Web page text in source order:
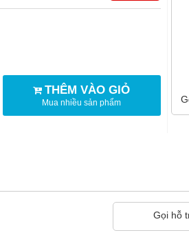
THÊM VÀO GIỎ
Mua nhiều sản phẩm
Gọi hỗ